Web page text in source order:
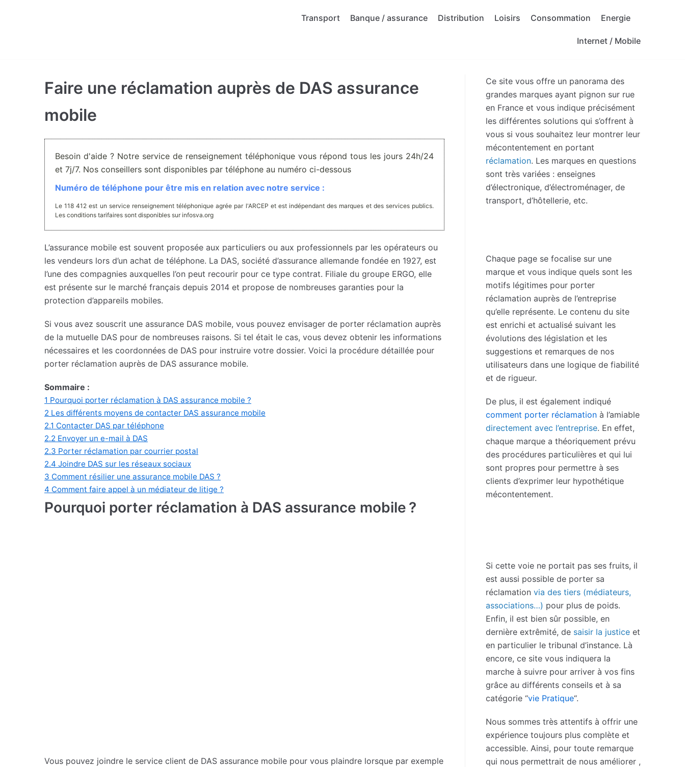
Transport Banque / assurance Distribution Loisirs Consommation Energie
Internet / Mobile
Faire une réclamation auprès de DAS assurance
mobile
Besoin d'aide ? Notre service de renseignement téléphonique vous répond tous les jours 24h/24
et 7j/7. Nos conseillers sont disponibles par téléphone au numéro ci-dessous
Numéro de téléphone pour être mis en relation avec notre service :
Le 118 412 est un service renseignement téléphonique agrée par l'ARCEP et est indépendant des marques et des services publics.
Les conditions tarifaires sont disponibles sur infosva.org
L’assurance mobile est souvent proposée aux particuliers ou aux professionnels par les opérateurs ou
les vendeurs lors d’un achat de téléphone. La DAS, société d’assurance allemande fondée en 1927, est
l’une des compagnies auxquelles l’on peut recourir pour ce type contrat. Filiale du groupe ERGO, elle
est présente sur le marché français depuis 2014 et propose de nombreuses garanties pour la
protection d’appareils mobiles.
Si vous avez souscrit une assurance DAS mobile, vous pouvez envisager de porter réclamation auprès
de la mutuelle DAS pour de nombreuses raisons. Si tel était le cas, vous devez obtenir les informations
nécessaires et les coordonnées de DAS pour instruire votre dossier. Voici la procédure détaillée pour
porter réclamation auprès de DAS assurance mobile.
Sommaire :
1 Pourquoi porter réclamation à DAS assurance mobile ?
2 Les différents moyens de contacter DAS assurance mobile
2.1 Contacter DAS par téléphone
2.2 Envoyer un e-mail à DAS
2.3 Porter réclamation par courrier postal
2.4 Joindre DAS sur les réseaux sociaux
3 Comment résilier une assurance mobile DAS ?
4 Comment faire appel à un médiateur de litige ?
Pourquoi porter réclamation à DAS assurance mobile ?
Vous pouvez joindre le service client de DAS assurance mobile pour vous plaindre lorsque par exemple
Ce site vous offre un panorama des
grandes marques ayant pignon sur rue
en France et vous indique précisément
les différentes solutions qui s’offrent à
vous si vous souhaitez leur montrer leur
mécontentement en portant
réclamation. Les marques en questions
sont très variées : enseignes
d’électronique, d’électroménager, de
transport, d’hôtellerie, etc.
Chaque page se focalise sur une
marque et vous indique quels sont les
motifs légitimes pour porter
réclamation auprès de l’entreprise
qu’elle représente. Le contenu du site
est enrichi et actualisé suivant les
évolutions des législation et les
suggestions et remarques de nos
utilisateurs dans une logique de fiabilité
et de rigueur.
De plus, il est également indiqué
comment porter réclamation à l’amiable
directement avec l’entreprise. En effet,
chaque marque a théoriquement prévu
des procédures particulières et qui lui
sont propres pour permettre à ses
clients d’exprimer leur hypothétique
mécontentement.
Si cette voie ne portait pas ses fruits, il
est aussi possible de porter sa
réclamation via des tiers (médiateurs,
associations…) pour plus de poids.
Enfin, il est bien sûr possible, en
dernière extrêmité, de saisir la justice et
en particulier le tribunal d’instance. Là
encore, ce site vous indiquera la
marche à suivre pour arriver à vos fins
grâce au différents conseils et à sa
catégorie “vie Pratique“.
Nous sommes très attentifs à offrir une
expérience toujours plus complète et
accessible. Ainsi, pour toute remarque
qui nous permettrait de nous améliorer ,